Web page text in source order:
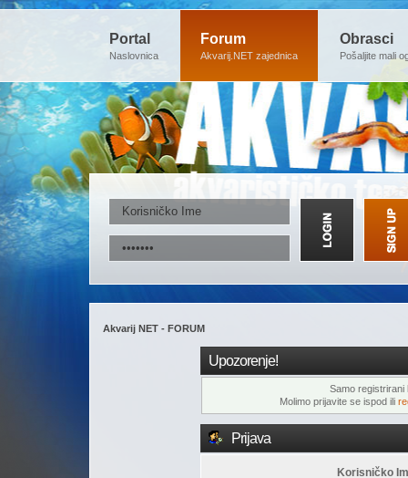
Portal
Naslovnica
Forum
Akvarij.NET zajednica
Obrasci
Pošaljite mali
Akvarij NET - FORUM
Upozorenje!
Samo registrirani
Molimo prijavite se ispod ili
Prijava
Korisničko